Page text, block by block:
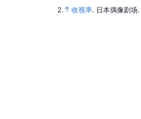
2.
收视率. 日本偶像剧场.